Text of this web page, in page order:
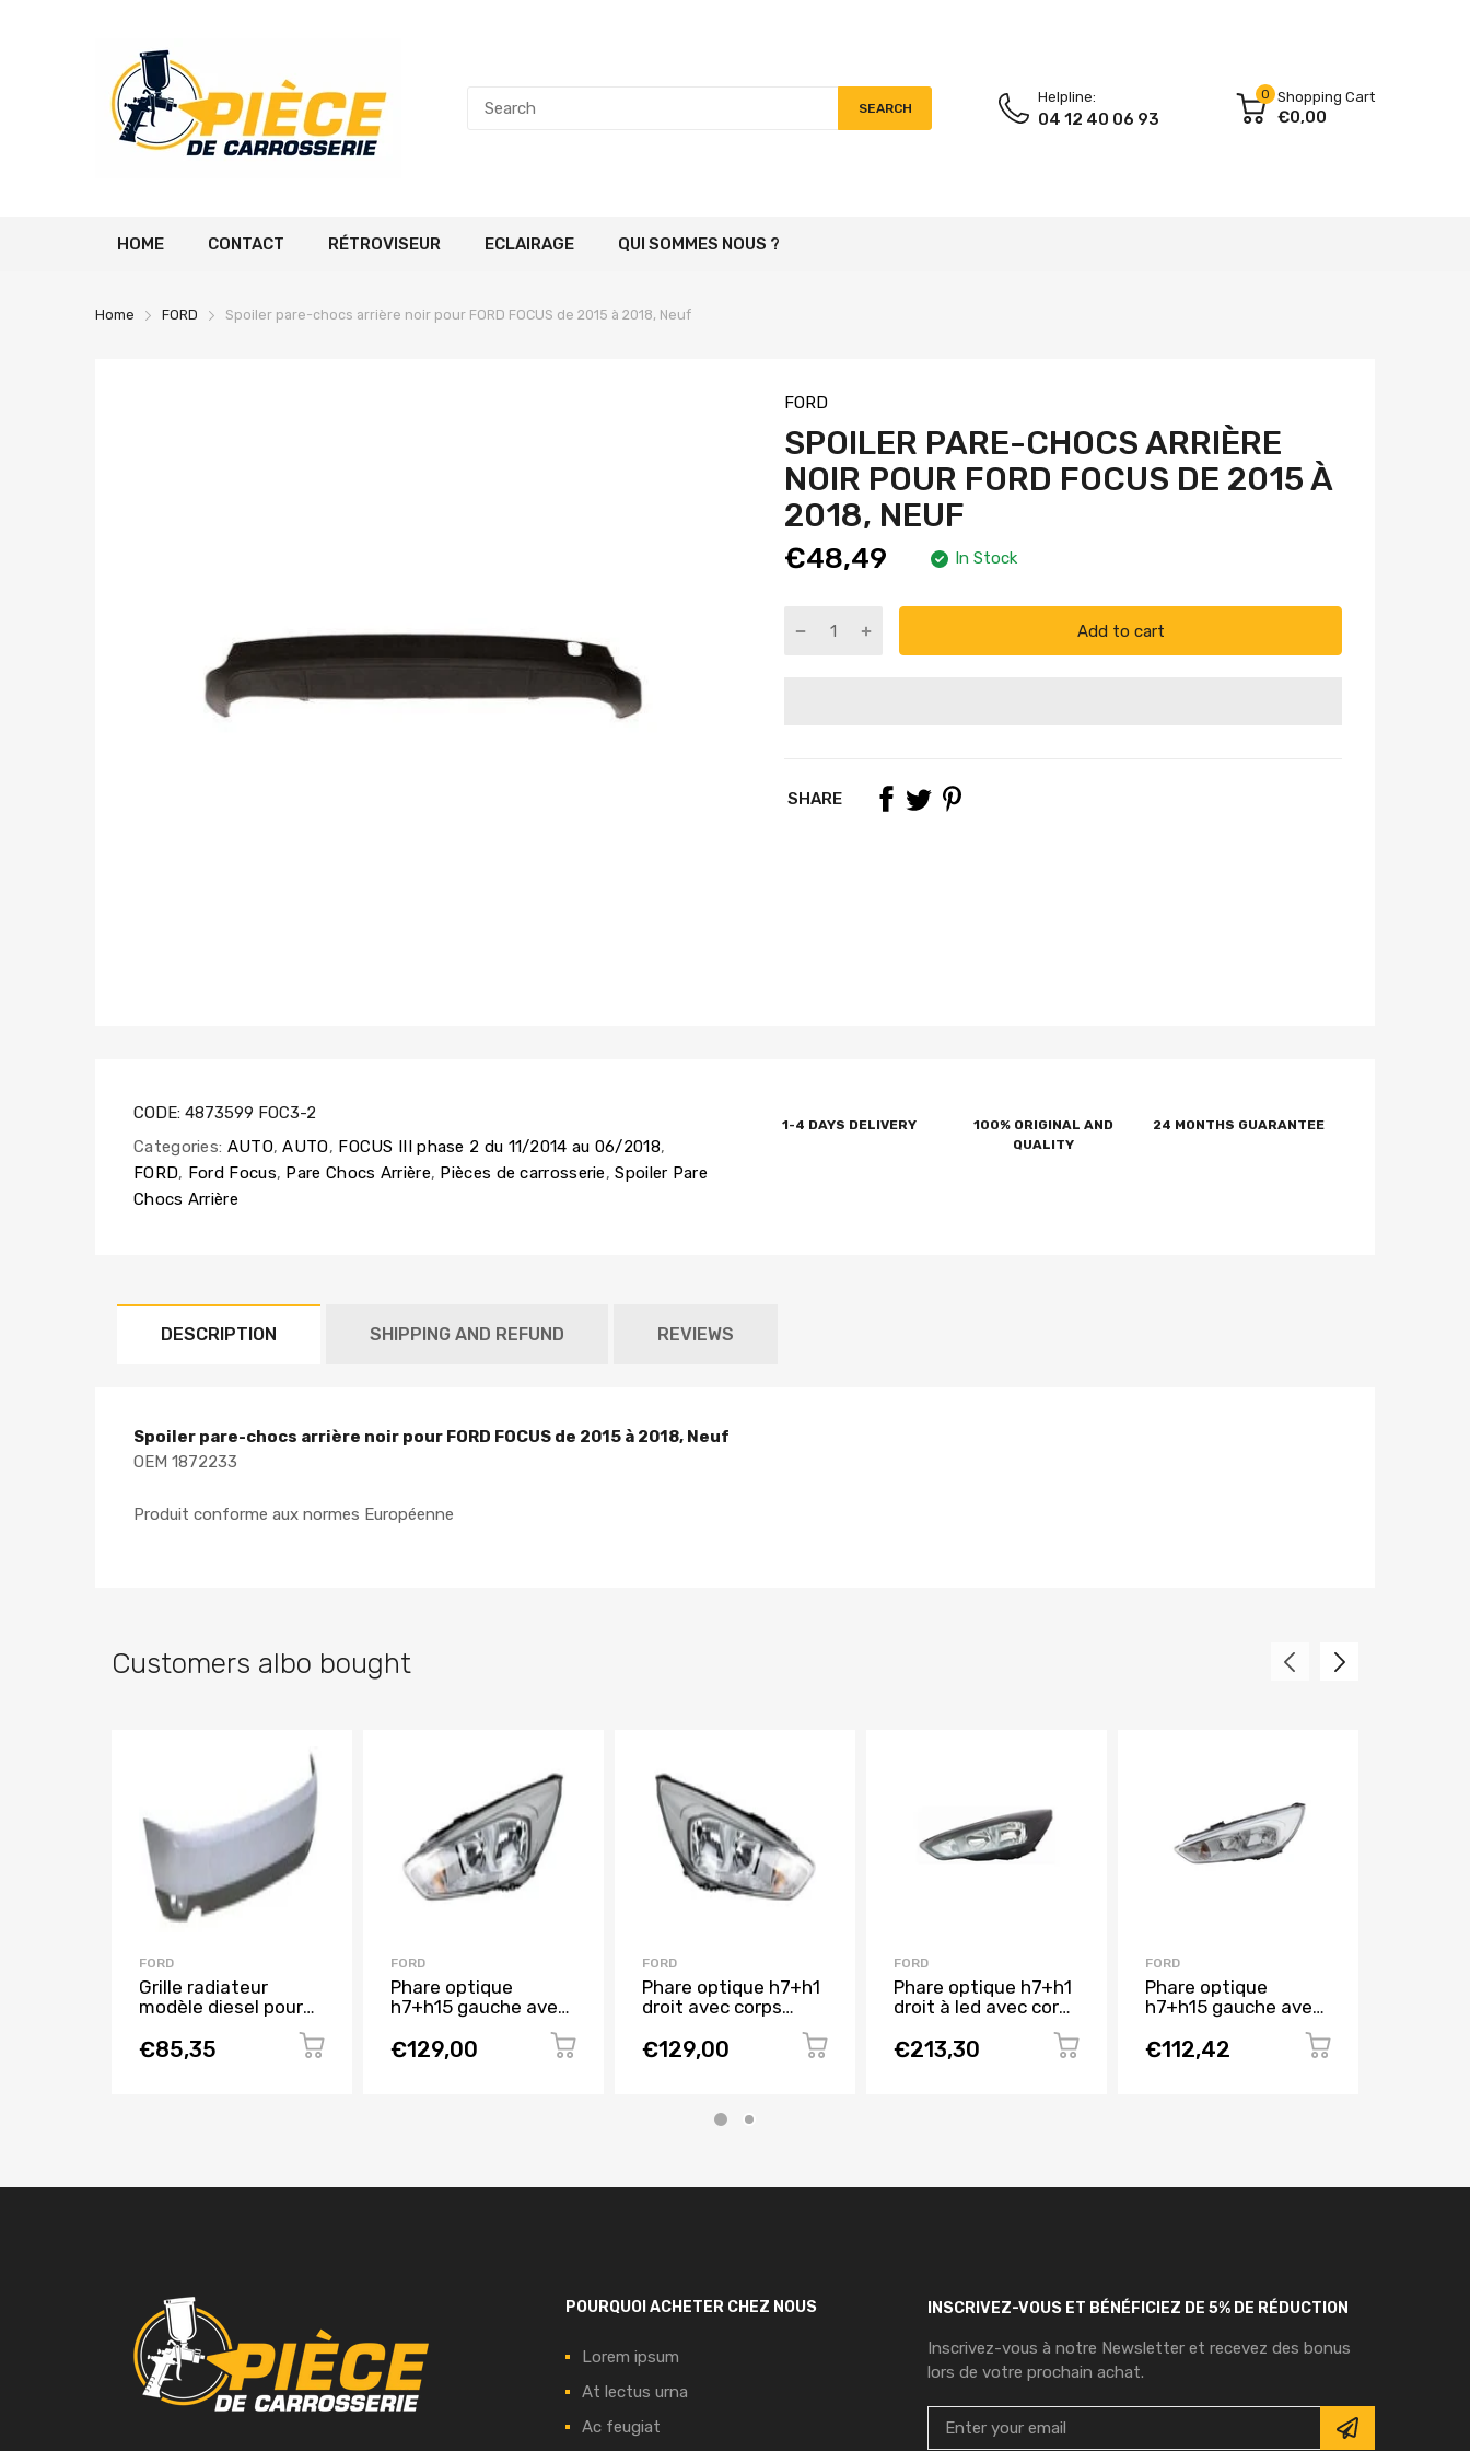
SEARCH
Helpline:
04 12 40 06 93
0 Shopping Cart
€0,00
HOME CONTACT RÉTROVISEUR ECLAIRAGE QUI SOMMES NOUS ?
Home FORD Spoiler pare-chocs arrière noir pour FORD FOCUS de 2015 à 2018, Neuf
FORD
SPOILER PARE-CHOCS ARRIÈRE
NOIR POUR FORD FOCUS DE 2015 À
2018, NEUF
€48,49 In Stock
Add to cart
SHARE
CODE: 4873599 FOC3-2
Categories: AUTO, AUTO, FOCUS III phase 2 du 11/2014 au 06/2018,
FORD, Ford Focus, Pare Chocs Arrière, Pièces de carrosserie, Spoiler Pare
Chocs Arrière
1-4 DAYS DELIVERY
100% ORIGINAL AND
QUALITY
24 MONTHS GUARANTEE
DESCRIPTION SHIPPING AND REFUND REVIEWS
Spoiler pare-chocs arrière noir pour FORD FOCUS de 2015 à 2018, Neuf
OEM 1872233
Produit conforme aux normes Européenne
Customers albo bought
FORD
Grille radiateur
modèle diesel pour
1996 à 2000, Neuve
€85,35
FORD
Phare optique
h7+h15 gauche avec
corps noir pour FORD
FOCUS de 2015 à
2018, Neuf
€129,00
FORD
Phare optique h7+h1
droit avec corps
chromée pour FORD
FOCUS de 2015 à
2018, Neuf
€129,00
FORD
Phare optique h7+h1
droit à led avec corps
FOCUS de 2015 à
2018, Neuf
€213,30
FORD
Phare optique
h7+h15 gauche avec
corps chromée pour
FORD FOCUS de 2015
à 2018, Neuf
€112,42
peindre
POURQUOI ACHETER CHEZ NOUS
Lorem ipsum
At lectus urna
Ac feugiat
INSCRIVEZ-VOUS ET BÉNÉFICIEZ DE 5% DE RÉDUCTION
Inscrivez-vous à notre Newsletter et recevez des bonus
lors de votre prochain achat.